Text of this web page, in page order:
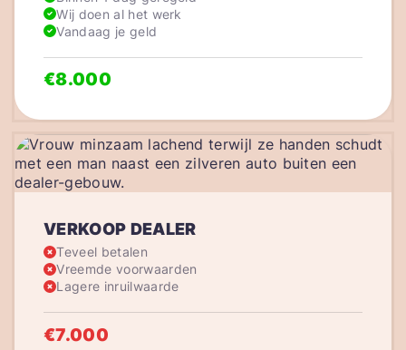
VERKOOP DEALER
Teveel betalen
Vreemde voorwaarden
Lagere inruilwaarde
€7.000
Wij doen al het werk
Vandaag je geld
€8.000